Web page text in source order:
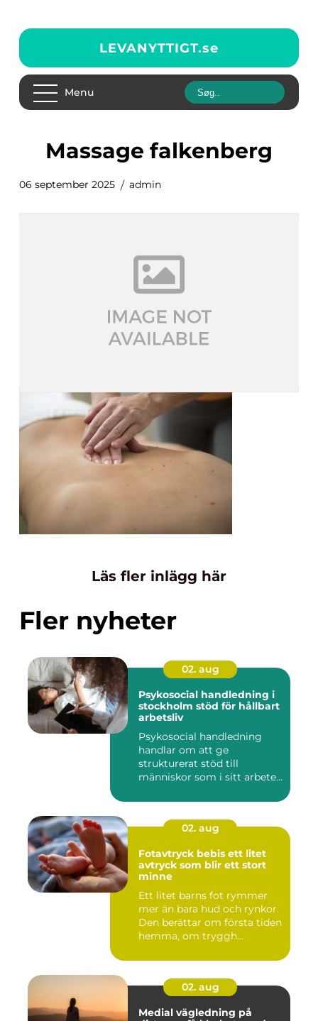
LEVANYTTIGT.se
Menu
massage falkenberg
06 september 2025 admin
Läs fler inlägg här
Fler nyheter
02. aug
Psykosocial handledning i
stockholm stöd för hållbart
arbetsliv
Psykosocial handledning
handlar om att ge
strukturerat stöd till
människor som i sitt arbete
02. aug
Fotavtryck bebis ett litet
avtryck som blir ett stort
minne
Ett litet barns fot rymmer
mer än bara hud och rynkor.
Den berättar om första tiden
hemma, om tryggh...
02. aug
Medial vägledning på